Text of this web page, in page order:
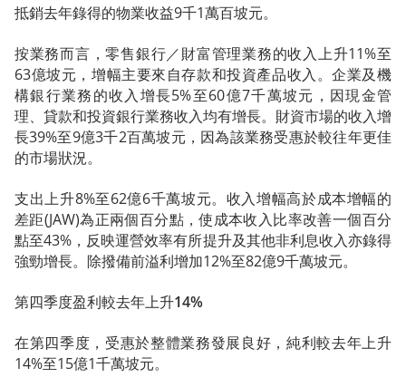
抵銷去年錄得的物業收益9千1萬百坡元。
按業務而言，零售銀行／財富管理業務的收入上升11%至
63億坡元，增幅主要來自存款和投資產品收入。企業及機
構銀行業務的收入增長5%至60億7千萬坡元，因現金管
理、貸款和投資銀行業務收入均有增長。財資市場的收入增
長39%至9億3千2百萬坡元，因為該業務受惠於較往年更佳
的市場狀況。
支出上升8%至62億6千萬坡元。收入增幅高於成本增幅的
差距(JAW)為正兩個百分點，使成本收入比率改善一個百分
點至43%，反映運營效率有所提升及其他非利息收入亦錄得
強勁增長。除撥備前溢利增加12%至82億9千萬坡元。
第四季度盈利較去年上升14%
在第四季度，受惠於整體業務發展良好，純利較去年上升
14%至15億1千萬坡元。